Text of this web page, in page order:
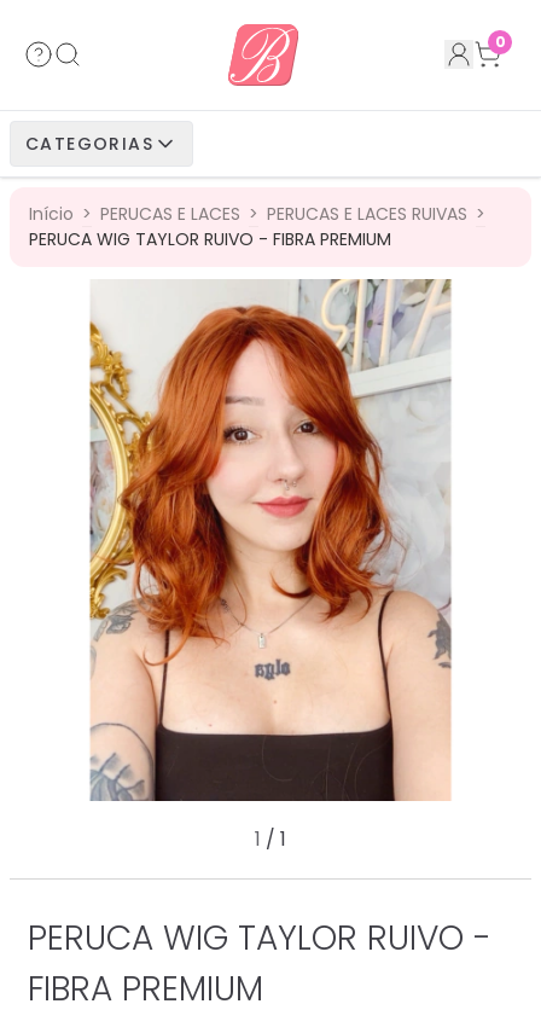
0
CATEGORIAS
Cabelos Humanos
Cabelos Bio Vegetais
Cabelos Humanos
Cabelos Bio Vegetais
Cabelos Bio Fibra
Início > PERUCAS E LACES > PERUCAS E LACES RUIVAS >
PERUCA WIG TAYLOR RUIVO - FIBRA PREMIUM
1 / 1
PERUCA WIG TAYLOR RUIVO -
FIBRA PREMIUM